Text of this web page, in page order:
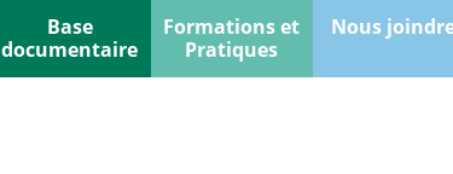
Base
documentaire
Formations et
Pratiques
Nous